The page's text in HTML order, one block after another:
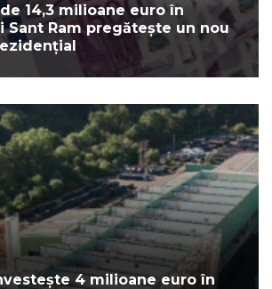
14,3 milioane euro în
Sant Ram pregătește un nou
4 milioane euro în